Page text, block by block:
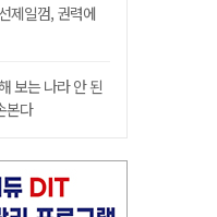
제일껌, 권력에
보는 나라 안 된
본다